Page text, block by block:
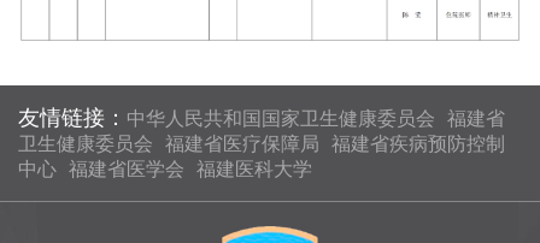
友情链接： 中华人民共和国国家卫生健康委员会
福建省
卫生健康委员会
福建省医疗保障局
福建省疾病预防控制
中心 福建省医学会 福建医科大学